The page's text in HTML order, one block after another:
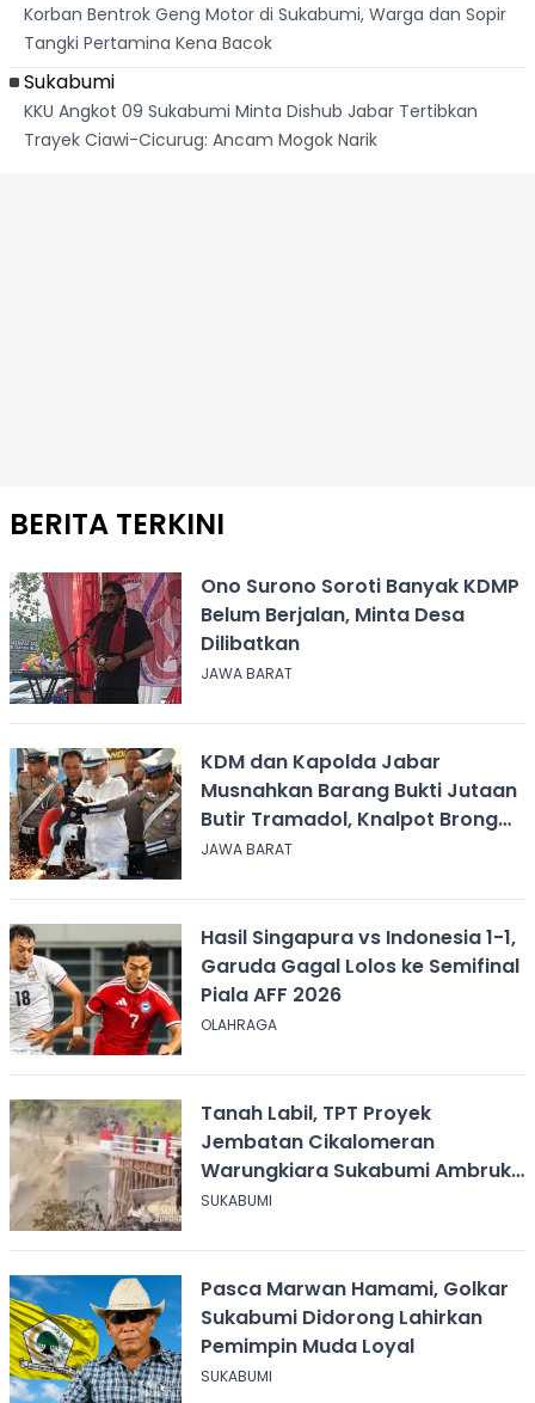
Korban Bentrok Geng Motor di Sukabumi, Warga dan Sopir
Tangki Pertamina Kena Bacok
Sukabumi
KKU Angkot 09 Sukabumi Minta Dishub Jabar Tertibkan
Trayek Ciawi-Cicurug: Ancam Mogok Narik
BERITA TERKINI
Ono Surono Soroti Banyak KDMP
Belum Berjalan, Minta Desa
Dilibatkan
JAWA BARAT
KDM dan Kapolda Jabar
Musnahkan Barang Bukti Jutaan
Butir Tramadol, Knalpot Brong
hingga Miras
JAWA BARAT
Hasil Singapura vs Indonesia 1-1,
Garuda Gagal Lolos ke Semifinal
Piala AFF 2026
OLAHRAGA
Tanah Labil, TPT Proyek
Jembatan Cikalomeran
Warungkiara Sukabumi Ambruk
Saat Pengurugan
SUKABUMI
Pasca Marwan Hamami, Golkar
Sukabumi Didorong Lahirkan
Pemimpin Muda Loyal
SUKABUMI